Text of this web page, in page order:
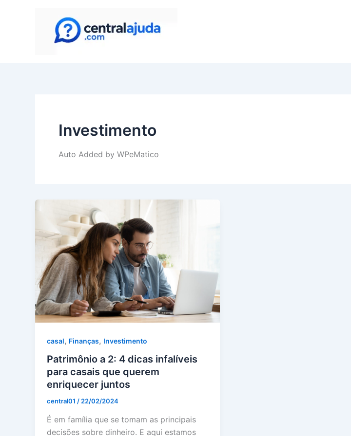
Investimento
Auto Added by WPeMatico
casal, Finanças, Investimento
Patrimônio a 2: 4 dicas infalíveis
para casais que querem
enriquecer juntos
central01 /22/02/2024
É em família que se tomam as principais
decisões sobre dinheiro. E aqui estamos